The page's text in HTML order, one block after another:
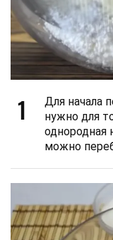
1
Для начала
нужно для
однородная
можно